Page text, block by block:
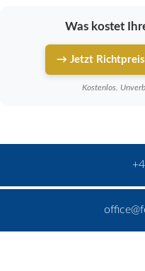
Was kostet
→ Jetzt
Kostenlos.